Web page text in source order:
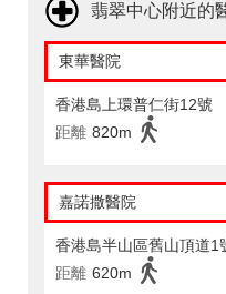
翡翠中心附近的
東華醫院
香港島上環普仁街12號
距離 820m
嘉諾撒醫院
香港島半山區舊山頂道1
距離 620m